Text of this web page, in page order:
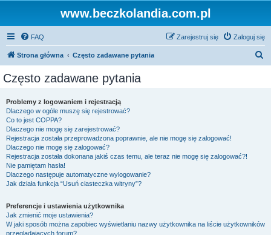
www.beczkolandia.com.pl
FAQ Zaloguj się
Zarejestruj się
Strona główna Często zadawane pytania
Często zadawane pytania
Problemy z logowaniem i rejestracją
Dlaczego w ogóle muszę się rejestrować?
Co to jest COPPA?
Dlaczego nie mogę się zarejestrować?
Rejestracja została przeprowadzona poprawnie, ale nie mogę się zalogować!
Dlaczego nie mogę się zalogować?
Rejestracja została dokonana jakiś czas temu, ale teraz nie mogę się zalogować?!
Nie pamiętam hasła!
Dlaczego następuje automatyczne wylogowanie?
Jak działa funkcja “Usuń ciasteczka witryny”?
Preferencje i ustawienia użytkownika
Jak zmienić moje ustawienia?
W jaki sposób można zapobiec wyświetlaniu nazwy użytkownika na liście użytkowników
przeglądających forum?